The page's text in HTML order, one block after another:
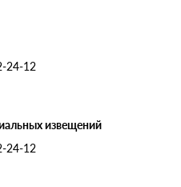
24-12
извещений
24-12